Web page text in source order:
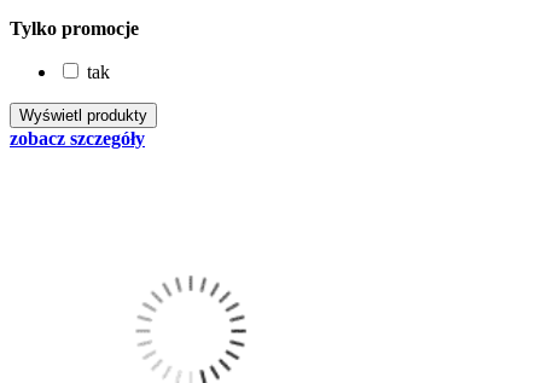
Tylko promocje
tak
zobacz szczegóły